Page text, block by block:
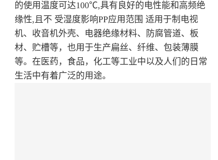
的使用温度可达100℃,具有良好的电性能和高频绝
缘性,且不 受湿度影响PP应用范围 适用于制电视
机、收音机外壳、电器绝缘材料、防腐管道、板
材、贮槽等，也用于生产扁丝、纤维、包装薄膜
等。在医药，食品，化工等工业中以及人们的日常
生活中有着广泛的用途。